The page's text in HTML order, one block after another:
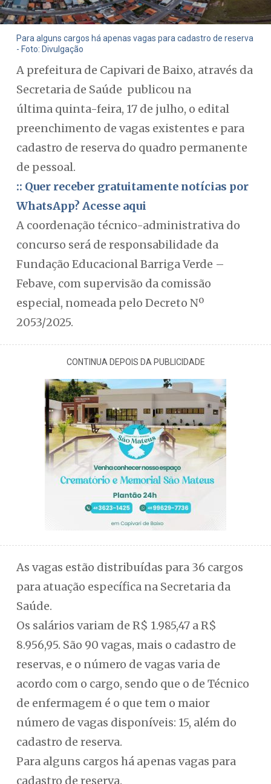
Para alguns cargos há apenas vagas para cadastro de reserva
- Foto: Divulgação
A prefeitura de Capivari de Baixo, através da
Secretaria de Saúde publicou na
última quinta-feira, 17 de julho, o edital
preenchimento de vagas existentes e para
cadastro de reserva do quadro permanente
de pessoal.
:: Quer receber gratuitamente notícias por
WhatsApp? Acesse aqui
A coordenação técnico-administrativa do
concurso será de responsabilidade da
Fundação Educacional Barriga Verde –
Febave, com supervisão da comissão
especial, nomeada pelo Decreto Nº
2053/2025.
CONTINUA DEPOIS DA PUBLICIDADE
As vagas estão distribuídas para 36 cargos
para atuação específica na Secretaria da
Saúde.
Os salários variam de R$ 1.985,47 a R$
8.956,95. São 90 vagas, mais o cadastro de
reservas, e o número de vagas varia de
acordo com o cargo, sendo que o de Técnico
de enfermagem é o que tem o maior
número de vagas disponíveis: 15, além do
cadastro de reserva.
Para alguns cargos há apenas vagas para
cadastro de reserva.